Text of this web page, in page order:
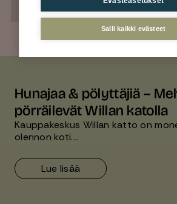
Salli kaikki evästeet
Hunajaa & pölyttäjiä –
pörräilevät Willan katolla
Kauppakeskus Willan katto on
olennon koti.…
Lue lisää